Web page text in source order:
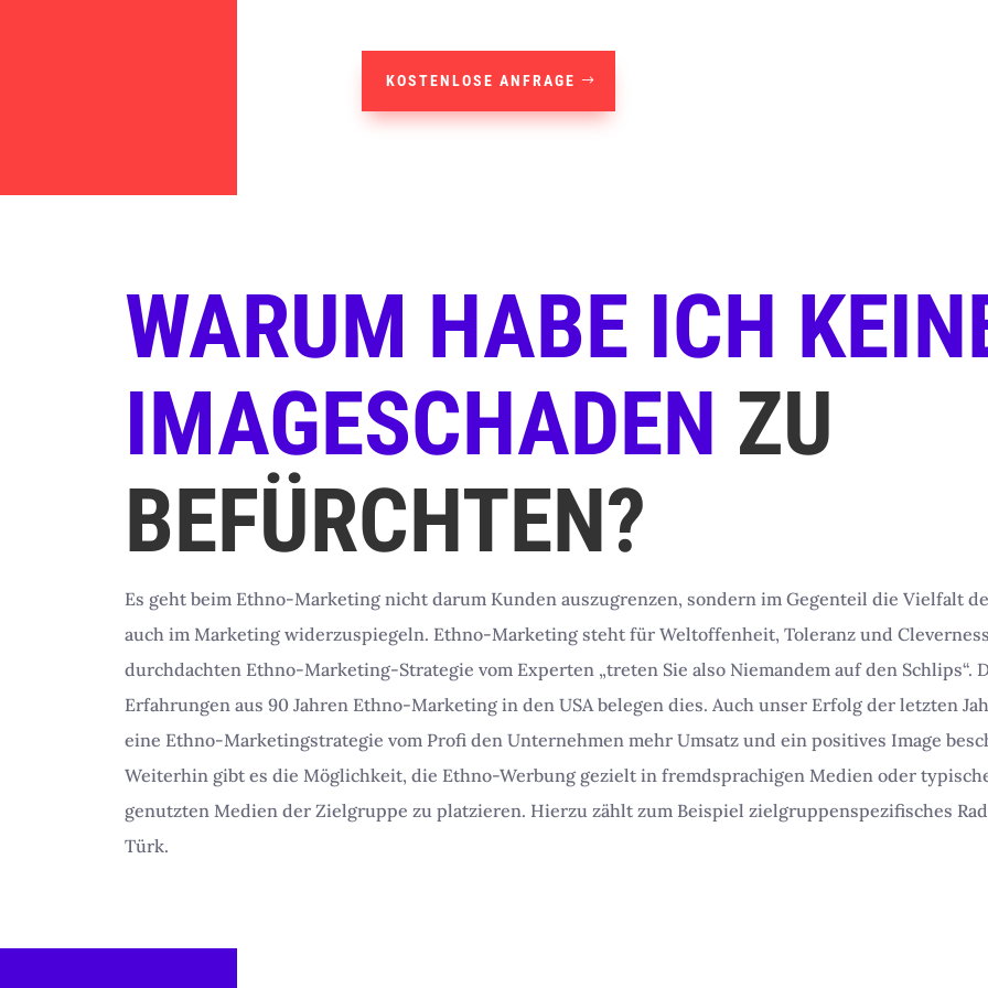
KOSTENLOSE ANFRAGE
WARUM HABE ICH
IMAGESCHADEN ZU
BEFÜRCHTEN?
Es geht beim Ethno-Marketing nicht darum Kunden auszugrenzen, sondern im Gegenteil die Vielfalt
auch im Marketing widerzuspiegeln. Ethno-Marketing steht für Weltoffenheit, Toleranz und
durchdachten Ethno-Marketing-Strategie vom Experten „treten Sie also Niemandem auf den Schlips“.
Erfahrungen aus 90 Jahren Ethno-Marketing in den USA belegen dies. Auch unser Erfolg der letzten
eine Ethno-Marketingstrategie vom Profi den Unternehmen mehr Umsatz und ein positives Image
Weiterhin gibt es die Möglichkeit, die Ethno-Werbung gezielt in fremdsprachigen Medien oder
genutzten Medien der Zielgruppe zu platzieren. Hierzu zählt zum Beispiel zielgruppenspezifisches
Türk.